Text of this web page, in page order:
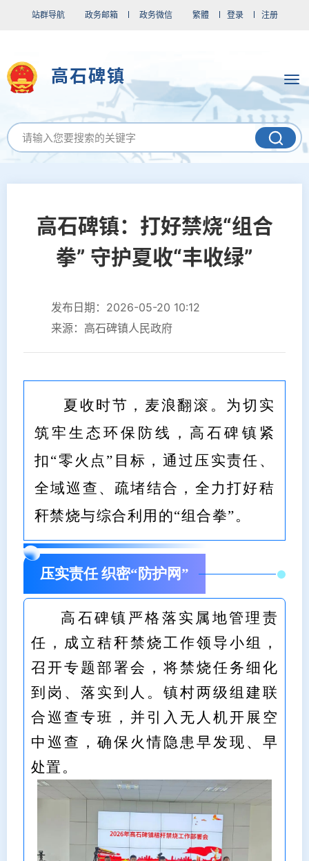
站群导航 政务邮箱 政务微信 繁體 登录 注册
高石碑镇
高石碑镇：打好禁烧“组合
拳” 守护夏收“丰收绿”
发布日期：2026-05-20 10:12
来源：高石碑镇人民政府
夏收时节，麦浪翻滚。为切实
筑牢生态环保防线，高石碑镇紧
扣“零火点”目标，通过压实责任、
全域巡查、疏堵结合，全力打好秸
秆禁烧与综合利用的“组合拳”。
压实责任 织密“防护网”
高石碑镇严格落实属地管理责
任，成立秸秆禁烧工作领导小组，
召开专题部署会，将禁烧任务细化
到岗、落实到人。镇村两级组建联
合巡查专班，并引入无人机开展空
中巡查，确保火情隐患早发现、早
处置。